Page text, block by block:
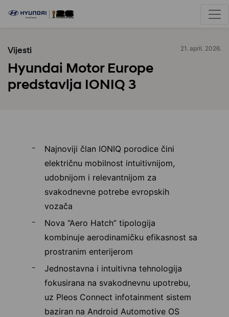
21. april. 2026.
Vijesti
Hyundai Motor Europe
predstavlja IONIQ 3
Najnoviji član IONIQ porodice čini
električnu mobilnost intuitivnijom,
udobnijom i relevantnijom za
svakodnevne potrebe evropskih
vozača
Nova “Aero Hatch” tipologija
kombinuje aerodinamičku efikasnost sa
prostranim enterijerom
Jednostavna i intuitivna tehnologija
fokusirana na svakodnevnu upotrebu,
uz Pleos Connect infotainment sistem
baziran na Android Automotive OS